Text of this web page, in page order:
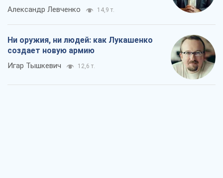
Александр Левченко 14,9 т.
Ни оружия, ни людей: как Лукашенко
создает новую армию
Игар Тышкевич 12,6 т.